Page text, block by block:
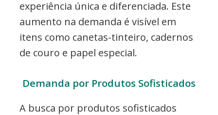
experiência única e diferenciada. Este
aumento na demanda é visível em
itens como canetas-tinteiro, cadernos
de couro e papel especial.
Demanda por Produtos Sofisticados
A busca por produtos sofisticados